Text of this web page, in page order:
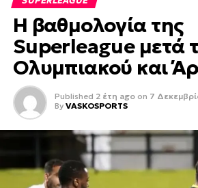
Η βαθμολογία της
Superleague μετά
Ολυμπιακού και
Published 2 έτη ago on 7
By VASKOSPORTS